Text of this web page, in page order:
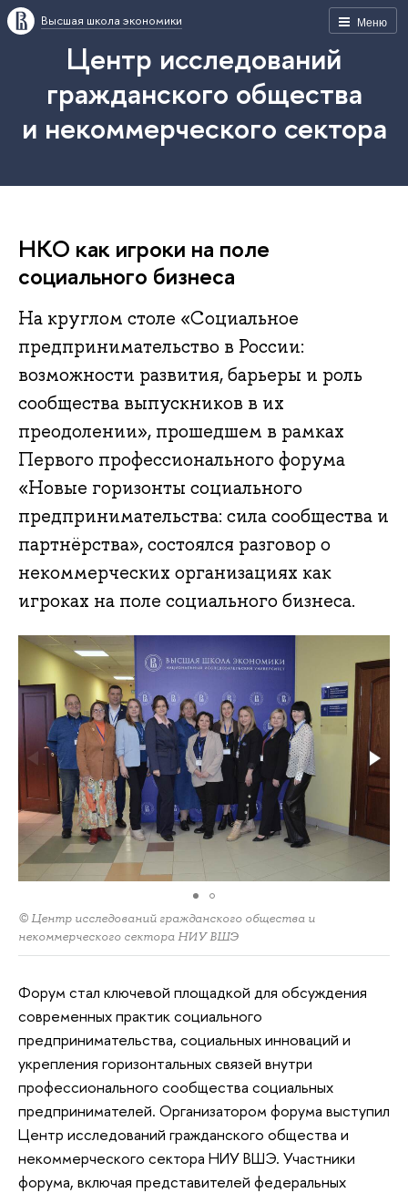
Меню
Высшая школа экономики
Центр исследований
гражданского общества
и некоммерческого сектора
НКО как игроки на поле
социального бизнеса
На круглом столе «Социальное
предпринимательство в России:
возможности развития, барьеры и роль
сообщества выпускников в их
преодолении», прошедшем в рамках
Первого профессионального форума
«Новые горизонты социального
предпринимательства: сила сообщества и
партнёрства», состоялся разговор о
некоммерческих организациях как
игроках на поле социального бизнеса.
© Центр исследований гражданского общества и
некоммерческого сектора НИУ ВШЭ
Форум стал ключевой площадкой для обсуждения
современных практик социального
предпринимательства, социальных инноваций и
укрепления горизонтальных связей внутри
профессионального сообщества социальных
предпринимателей. Организатором форума выступил
Центр исследований гражданского общества и
некоммерческого сектора НИУ ВШЭ. Участники
форума, включая представителей федеральных